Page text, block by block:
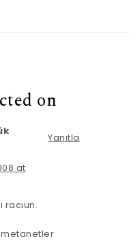
on
Yanıtla
at
racıun.
metanetler